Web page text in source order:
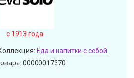
c 1913 года
Еда и напитки с собой
00000017370